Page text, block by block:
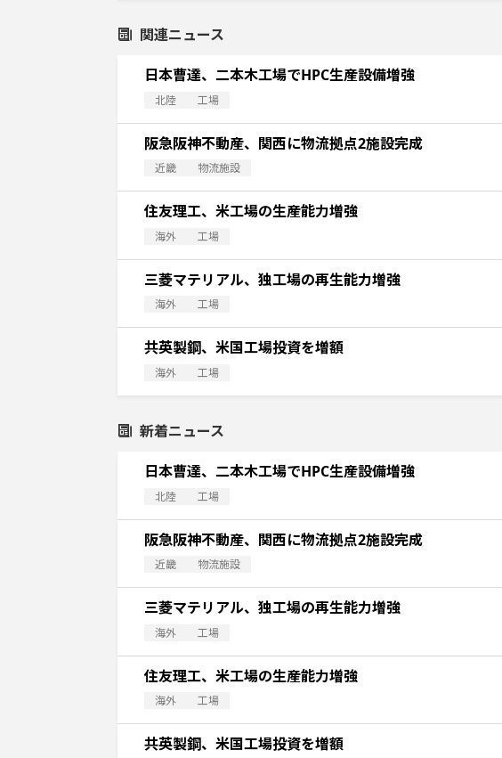
関連ニュース
日本曹達、二本木工場でHPC生産設備増強
北陸 工場
阪急阪神不動産、関西に物流拠点2施設完成
近畿 物流施設
住友理工、米工場の生産能力増強
海外 工場
三菱マテリアル、独工場の再生能力増強
海外 工場
共英製鋼、米国工場投資を増額
海外 工場
新着ニュース
日本曹達、二本木工場でHPC生産設備増強
北陸 工場
阪急阪神不動産、関西に物流拠点2施設完成
近畿 物流施設
三菱マテリアル、独工場の再生能力増強
海外 工場
住友理工、米工場の生産能力増強
海外 工場
共英製鋼、米国工場投資を増額